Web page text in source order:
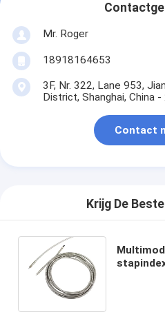
Mr. Roger
18918164653
3F, Nr. 322, Lane 953,
District, Shanghai, China
Contact
Krijg De